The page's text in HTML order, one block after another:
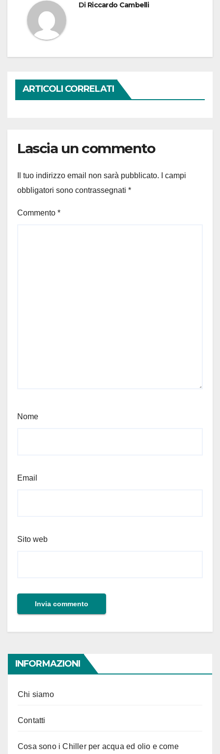
Di Riccardo Cambelli
ARTICOLI CORRELATI
Lascia un commento
Il tuo indirizzo email non sarà pubblicato.
I campi
obbligatori sono contrassegnati *
Commento *
Nome
Email
Sito web
INFORMAZIONI
Chi siamo
Contatti
Cosa sono i Chiller per acqua ed olio e come